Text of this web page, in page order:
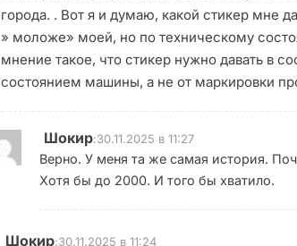
города. . Вот я и думаю, какой стикер мне
» моложе» моей, но по техническому
мнение такое, что стикер нужно давать в
состоянием машины, а не от маркировки
Шокир:30.11.2025 в 11:27
Верно. У меня та же самая история.
Хотя бы до 2000. И того бы хватило.
Шокир:30.11.2025 в 11:24